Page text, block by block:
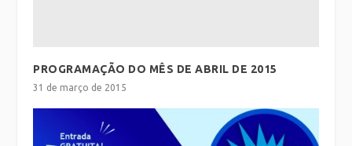
PROGRAMAÇÃO DO MÊS DE ABRIL DE 2015
31 de março de 2015